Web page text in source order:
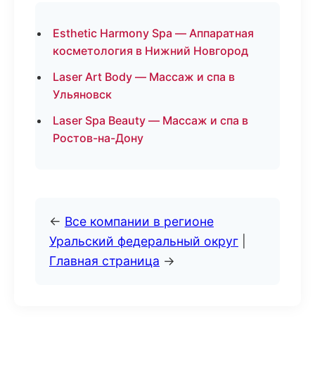
Esthetic Harmony Spa — Аппаратная
косметология в Нижний Новгород
Laser Art Body — Массаж и спа в
Ульяновск
Laser Spa Beauty — Массаж и спа в
Ростов-на-Дону
← Все компании в регионе
Уральский федеральный округ
Главная страница →